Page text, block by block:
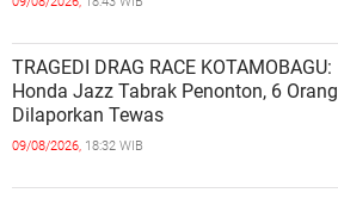
TRAGEDI DRAG RACE KOTAMOBAGU:
Honda Jazz Tabrak Penonton, 6 Orang
Dilaporkan Tewas
09/08/2026, 18:32 WIB